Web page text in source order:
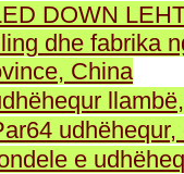
DOWN
dhe fabrika
China
e